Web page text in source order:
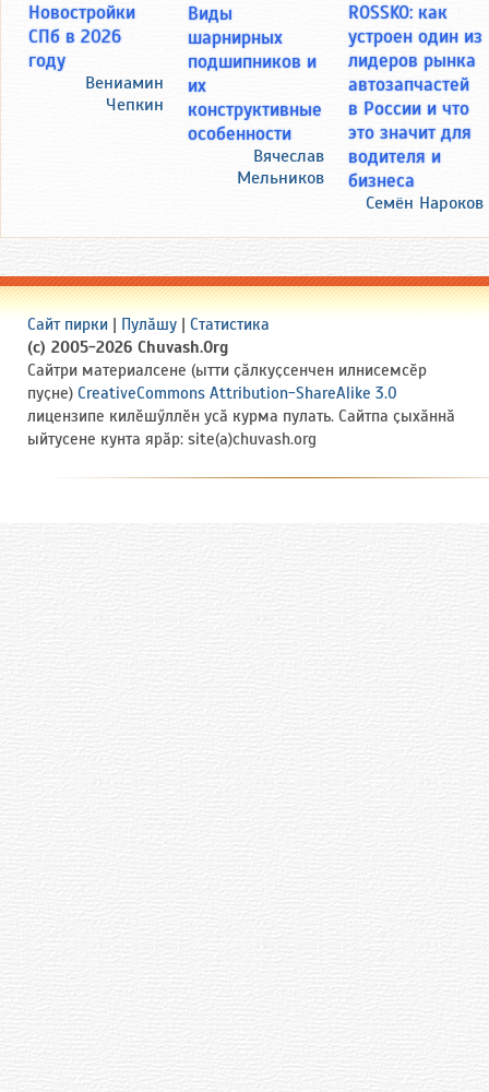
Новостройки
СПб в 2026
году
Вениамин
Чепкин
Виды
шарнирных
подшипников и
их
конструктивные
особенности
Вячеслав
Мельников
ROSSKO: как
устроен один из
лидеров рынка
автозапчастей
в России и что
это значит для
водителя и
бизнеса
Семён Нароков
Сайт пирки | Пулӑшу | Статистика
(c) 2005-2026 Chuvash.Org
Сайтри материалсене (ытти ҫӑлкуҫсенчен илнисемсӗр
пуҫне) CreativeCommons Attribution-ShareAlike 3.0
лицензипе килӗшӳллӗн усӑ курма пулать. Сайтпа ҫыхӑннӑ
ыйтусене кунта ярӑр: site(a)chuvash.org